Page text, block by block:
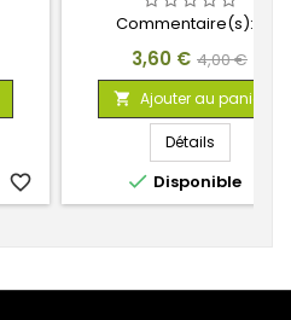
favorite_border
Commentaire(s):
Prix
3,60 € Prix
de
base
4,00 €
 Ajouter au panier
Détails
 Disponible